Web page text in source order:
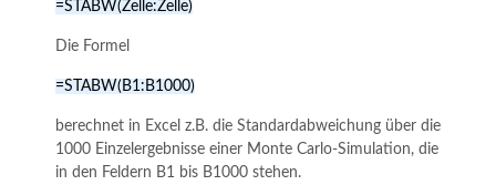
=STABW(Zelle:Zelle)
Die Formel
=STABW(B1:B1000)
berechnet in Excel z.B. die Standardabweichung über die
1000 Einzelergebnisse einer Monte Carlo-Simulation, die
in den Feldern B1 bis B1000 stehen.